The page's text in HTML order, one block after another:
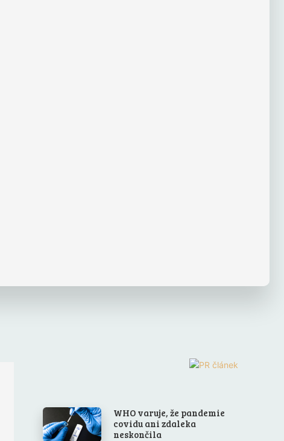
WHO varuje, že pandemie
covidu ani zdaleka
neskončila